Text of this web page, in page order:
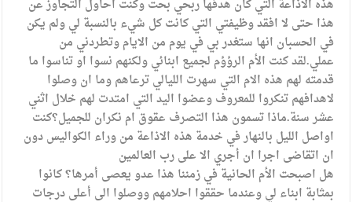
الملك يتلقى اتصالا هاتفيا من العاهل البحريني
القاضي محمود أحمد فريحات.. مبارك ومزيدا من التوفيق
هذه الاذاعة التي كان هدفها ربحي بحت وكنت احاول التجاوز عن
هذا حتى لا افقد وظيفتي التي كانت كل شيء بالنسبة لي ولم يكن
في الحسبان انها ستغدر بي في يوم من الايام وتطردني من
عملي.لقد كنت الأم الرؤؤم لجميع ابنائي ولكنهم نسوا او تناسوا ما
قدمته لهم هذه الام التي سهرت الليالي ترعاهم وما ان وصلوا
لاهدافهم تنكروا للمعروف وعضوا اليد التي امتدت لهم خلال اثني
عشر سنة.ماذا تسمون هذا التصرف عقوق ام نكران للجميل؟كنت
اواصل الليل بالنهار في خدمة هذه الاذاعة من وراء الكواليس دون
ان اتقاضى اجرا ان أجري الا على رب العالمين
هل اصبحت الأم الحانية في زمننا هذا عدو يعصى أمرها؟ كانوا
بمثابة ابناء لي وعندما حققوا احلامهم ووصلوا الى أعلى درجات